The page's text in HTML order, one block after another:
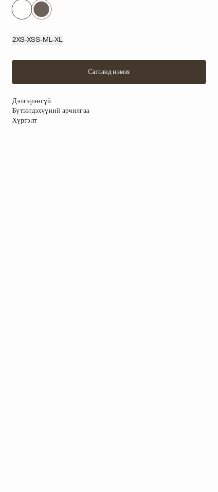
2XS-XSS-M L-XL
Сагсанд нэмэх
Дэлгэрэнгүй
Бүтээгдэхүүний арчилгаа
Хүргэлт